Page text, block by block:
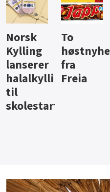
Knalltall
for Açai
Bowl
Aass vil
bli
førstevalg
i lite-